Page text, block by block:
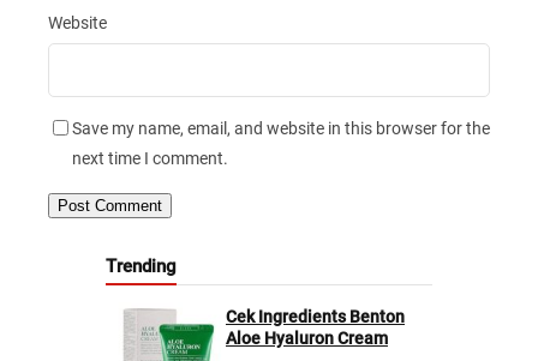
Website
Save my name, email, and website in this browser for the
next time I comment.
Trending
Cek Ingredients Benton
Aloe Hyaluron Cream